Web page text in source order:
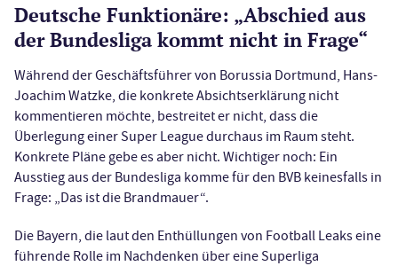
Deutsche Funktionäre: „Abschied aus
der Bundesliga kommt nicht in Frage“
Während der Geschäftsführer von Borussia Dortmund, Hans-
Joachim Watzke, die konkrete Absichtserklärung nicht
kommentieren möchte, bestreitet er nicht, dass die
Überlegung einer Super League durchaus im Raum steht.
Konkrete Pläne gebe es aber nicht. Wichtiger noch: Ein
Ausstieg aus der Bundesliga komme für den BVB keinesfalls in
Frage: „Das ist die Brandmauer“.
Die Bayern, die laut den Enthüllungen von Football Leaks eine
führende Rolle im Nachdenken über eine Superliga